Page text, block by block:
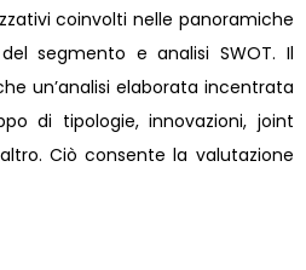
coinvolti nelle panoramiche
segmento e analisi SWOT. Il
un’analisi elaborata incentrata
di tipologie, innovazioni, joint
Ciò consente la valutazione